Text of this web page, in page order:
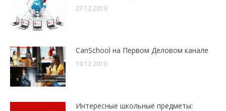
27.12.2019
CanSchool на Первом Деловом канале
19.12.2019
Интересные школьные предметы: